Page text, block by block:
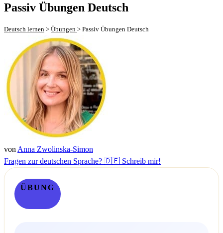
Passiv Übungen Deutsch
Deutsch lernen > Übungen > Passiv Übungen Deutsch
von Anna Zwolinska-Simon
Fragen zur deutschen Sprache? 🇩🇪 Schreib mir!
ÜBUNG